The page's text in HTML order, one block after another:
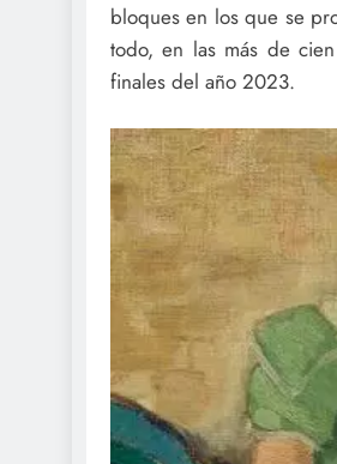
bloques en los que se
todo, en las más de
finales del año 2023.